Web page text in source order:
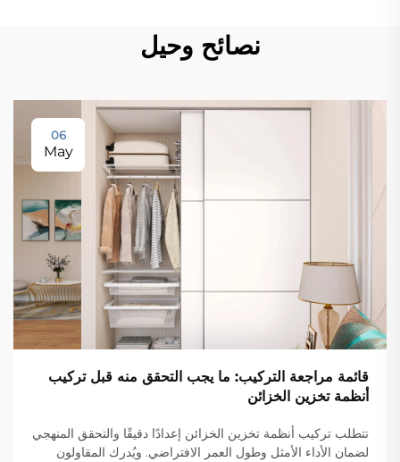
نصائح وحيل
06
May
قائمة مراجعة التركيب: ما يجب التحقق منه قبل تركيب
أنظمة تخزين الخزائن
تتطلب تركيب أنظمة تخزين الخزائن إعدادًا دقيقًا والتحقق المنهجي
لضمان الأداء الأمثل وطول العمر الافتراضي. ويُدرك المقاولون